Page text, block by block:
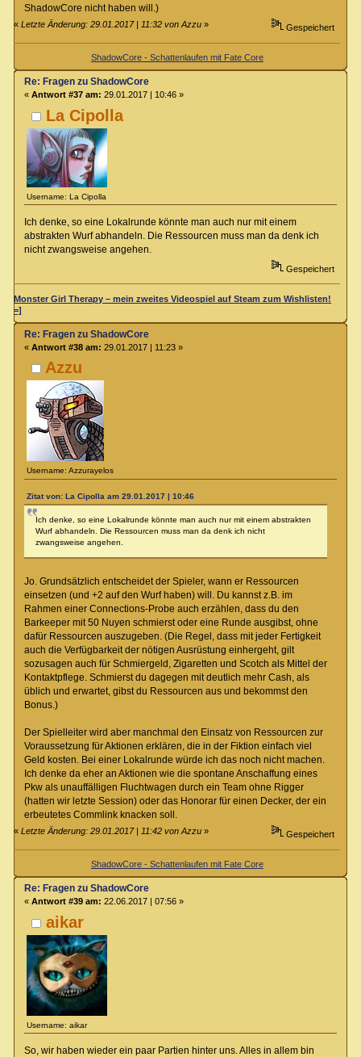
ShadowCore nicht haben will.)
«Letzte Änderung: 29.01.2017 | 11:32 von Azzu » Gespeichert
ShadowCore - Schattenlaufen mit Fate Core
La Cipolla
Username: La Cipolla
Re: Fragen zu ShadowCore
« Antwort #37 am: 29.01.2017 | 10:46 »
Ich denke, so eine Lokalrunde könnte man auch nur mit einem
abstrakten Wurf abhandeln. Die Ressourcen muss man da denk ich
nicht zwangsweise angehen.
Gespeichert
Monster Girl Therapy – mein zweites Videospiel auf Steam zum Wishlisten!
=]
Azzu
Username: Azzurayelos
Re: Fragen zu ShadowCore
« Antwort #38 am: 29.01.2017 | 11:23 »
Zitat von: La Cipolla am 29.01.2017 | 10:46
Ich denke, so eine Lokalrunde könnte man auch nur mit einem abstrakten
Wurf abhandeln. Die Ressourcen muss man da denk ich nicht
zwangsweise angehen.
Jo. Grundsätzlich entscheidet der Spieler, wann er Ressourcen
einsetzen (und +2 auf den Wurf haben) will. Du kannst z.B. im
Rahmen einer Connections-Probe auch erzählen, dass du den
Barkeeper mit 50 Nuyen schmierst oder eine Runde ausgibst, ohne
dafür Ressourcen auszugeben. (Die Regel, dass mit jeder Fertigkeit
auch die Verfügbarkeit der nötigen Ausrüstung einhergeht, gilt
sozusagen auch für Schmiergeld, Zigaretten und Scotch als Mittel der
Kontaktpflege. Schmierst du dagegen mit deutlich mehr Cash, als
üblich und erwartet, gibst du Ressourcen aus und bekommst den
Bonus.)
Der Spielleiter wird aber manchmal den Einsatz von Ressourcen zur
Voraussetzung für Aktionen erklären, die in der Fiktion einfach viel
Geld kosten. Bei einer Lokalrunde würde ich das noch nicht machen.
Ich denke da eher an Aktionen wie die spontane Anschaffung eines
Pkw als unauffälligen Fluchtwagen durch ein Team ohne Rigger
(hatten wir letzte Session) oder das Honorar für einen Decker, der ein
erbeutetes Commlink knacken soll.
«Letzte Änderung: 29.01.2017 | 11:42 von Azzu » Gespeichert
ShadowCore - Schattenlaufen mit Fate Core
aikar
Username: aikar
Re: Fragen zu ShadowCore
« Antwort #39 am: 22.06.2017 | 07:56 »
So, wir haben wieder ein paar Partien hinter uns. Alles in allem bin